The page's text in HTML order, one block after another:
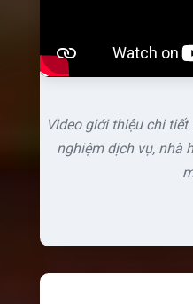
Video giới thiệu chi tiết
nghiệm dịch vụ, nhà